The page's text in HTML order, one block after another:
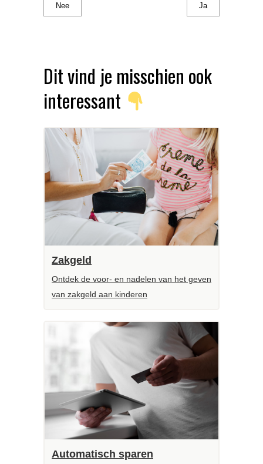
Nee Ja
Dit vind je misschien ook
interessant
Zakgeld
Ontdek de voor- en nadelen van het geven
van zakgeld aan kinderen
Automatisch sparen